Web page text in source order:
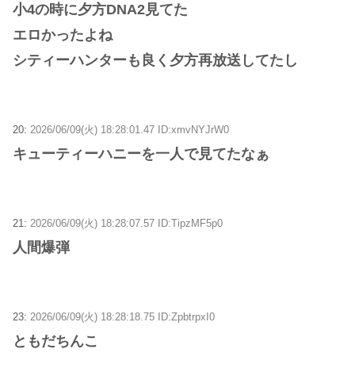
小4の時に夕方DNA2見てた
エロかったよね
シティーハンターも良く夕方再放送してたし
20: 2026/06/09(火) 18:28:01.47 ID:xmvNYJrW0
キューティーハニーを一人で見てたなぁ
21: 2026/06/09(火) 18:28:07.57 ID:TipzMF5p0
人間爆弾
23: 2026/06/09(火) 18:28:18.75 ID:ZpbtrpxI0
ともだちんこ